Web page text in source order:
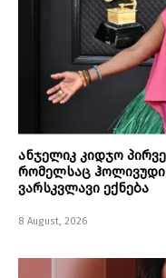
ანჯელიკ კიდჯო
რომელსაც
ვარსკვლავი ექნება
8 August, 2026